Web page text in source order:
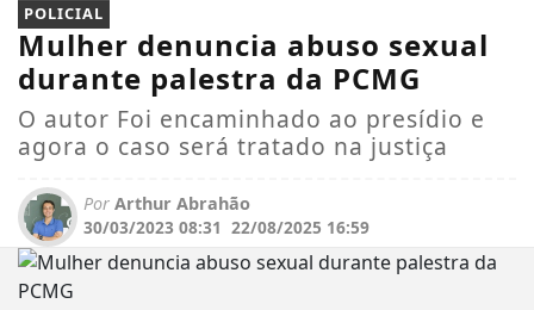
POLICIAL
Mulher denuncia abuso sexual
durante palestra da PCMG
O autor Foi encaminhado ao presídio e
agora o caso será tratado na justiça
Por Arthur Abrahão
30/03/2023 08:31 22/08/2025 16:59